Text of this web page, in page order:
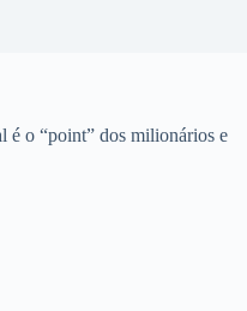
é o “point” dos milionários e